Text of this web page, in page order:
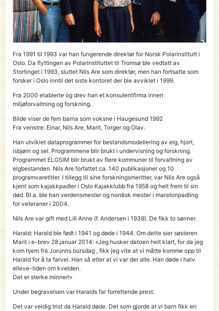
Fra 1991 til 1993 var han fungerende direktør for Norsk Polarinstitutt i
Oslo. Da flyttingen av Polarinstituttet til Tromsø ble vedtatt av
Stortinget i 1993, sluttet Nils Are som direktør, men han fortsatte som
forsker i Oslo inntil det siste kontoret der ble avviklet i 1999.
Fra 2000 etablerte og drev han et konsulentfirma innen
miljøforvaltning og forskning.
Bilde viser de fem barna som voksne i Haugesund 1992
Fra venstre: Einar, Nils Are, Marit, Torger og Olav.
Han utviklet dataprogrammer for bestandsmodellering av elg, hjort,
isbjørn og sel. Programmene blir brukt i undervisning og forskning.
Programmet ELGSIM blir brukt av flere kommuner til forvaltning av
elgbestanden. Nils Are forfattet ca. 140 publikasjoner og 10
programvaretitler. I tillegg til sine forskningsmeritter, var Nils Are også
kjent som kajakkpadler i Oslo Kajakklubb fra 1958 og helt frem til sin
død. Bl.a. ble han verdensmester og nordisk mester i maratonpadling
for veteraner i 2004.
Nils Are var gift med Lill Anne (f. Andersen i 1939). De fikk to sønner.
Harald: Harald ble født i 1941 og døde i 1944. Om dette sier søsteren
Marit i e-brev 28.januar 2014: «Jeg husker datoen helt klart, for da jeg
kom hjem fra Jorunns bursdag , fikk jeg vite at vi måtte komme opp til
Harald for å ta farvel. Han så etter at vi var der alle. Han døde i halv
elleve-tiden om kvelden.
Det er sterke minner!»
Under begravelsen var Haralds far forrettende prest.
Det var veldig trist da Harald døde. Det som gjorde at vi barn fikk en